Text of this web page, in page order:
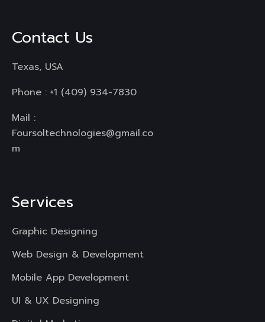
Contact Us
Texas, USA
Phone : +1 (409) 934-7830
Mail :
Foursoltechnologies@gmail.co
m
Services
Graphic Designing
Web Design & Development
Mobile App Development
UI & UX Designing